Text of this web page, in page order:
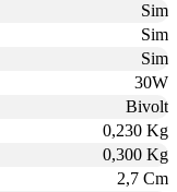
Sim
Sim
Sim
30W
Bivolt
0,230 Kg
0,300 Kg
2,7 Cm